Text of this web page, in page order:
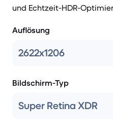
und Echtzeit-HDR-
Auflösung
2622x1206
Bildschirm-Typ
Super Retina XDR